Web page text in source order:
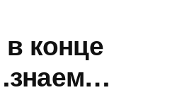
конце